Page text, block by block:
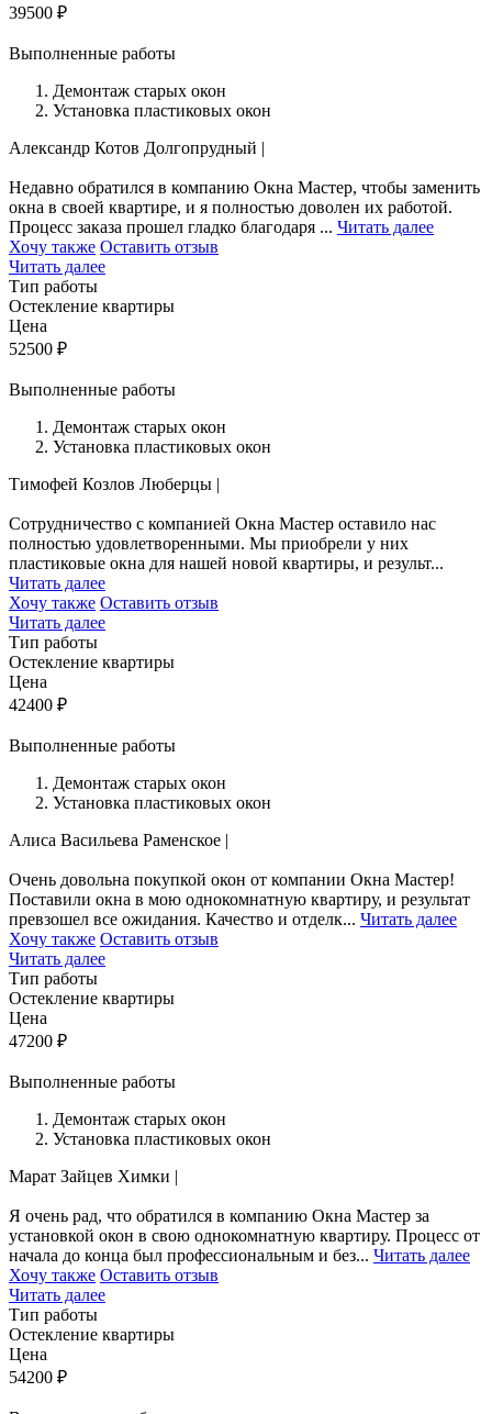
39500 ₽
Выполненные работы
Демонтаж старых окон
Установка пластиковых окон
Александр Котов Долгопрудный |
Недавно обратился в компанию Окна Мастер, чтобы заменить
окна в своей квартире, и я полностью доволен их работой.
Процесс заказа прошел гладко благодаря ... Читать далее
Хочу также Оставить отзыв
Читать далее
Тип работы
Остекление квартиры
Цена
52500 ₽
Выполненные работы
Демонтаж старых окон
Установка пластиковых окон
Тимофей Козлов Люберцы |
Сотрудничество с компанией Окна Мастер оставило нас
полностью удовлетворенными. Мы приобрели у них
пластиковые окна для нашей новой квартиры, и результ...
Читать далее
Хочу также Оставить отзыв
Читать далее
Тип работы
Остекление квартиры
Цена
42400 ₽
Выполненные работы
Демонтаж старых окон
Установка пластиковых окон
Алиса Васильева Раменское |
Очень довольна покупкой окон от компании Окна Мастер!
Поставили окна в мою однокомнатную квартиру, и результат
превзошел все ожидания. Качество и отделк... Читать далее
Хочу также Оставить отзыв
Читать далее
Тип работы
Остекление квартиры
Цена
47200 ₽
Выполненные работы
Демонтаж старых окон
Установка пластиковых окон
Марат Зайцев Химки |
Я очень рад, что обратился в компанию Окна Мастер за
установкой окон в свою однокомнатную квартиру. Процесс от
начала до конца был профессиональным и без... Читать далее
Хочу также Оставить отзыв
Читать далее
Тип работы
Остекление квартиры
Цена
54200 ₽